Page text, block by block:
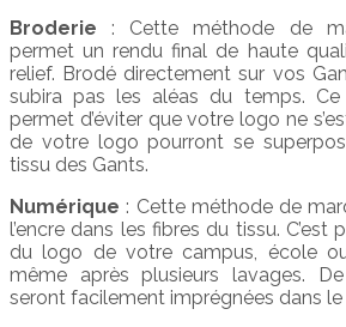
Broderie : Cette méthode de
permet un rendu final de haute
relief. Brodé directement sur vos
subira pas les aléas du temps.
permet d’éviter que votre logo ne
de votre logo pourront se
tissu des Gants.
Numérique : Cette méthode de
l’encre dans les fibres du tissu. C’est
du logo de votre campus, école
même après plusieurs lavages.
seront facilement imprégnées dans le